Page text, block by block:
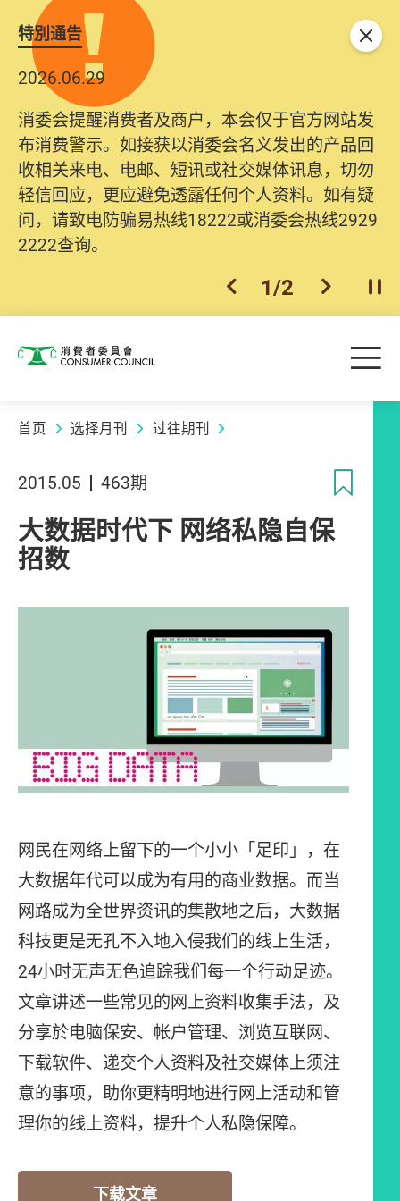
特別通告
2026.06.29
消委会提醒消费者及商户，本会仅于官方网站发
布消费警示。如接获以消委会名义发出的产品回
收相关来电、电邮、短讯或社交媒体讯息，切勿
轻信回应，更应避免透露任何个人资料。如有疑
问，请致电防骗易热线18222或消委会热线2929
2222查询。
上一个
1/2 下一个开
关闭
消费者委员会 目
首页 选择月刊 过往期刊
2015.05 463期
大数据时代下 网络私隐自保
招数
网民在网络上留下的一个小小「足印」，在
大数据年代可以成为有用的商业数据。而当
网路成为全世界资讯的集散地之后，大数据
科技更是无孔不入地入侵我们的线上生活，
24小时无声无色追踪我们每一个行动足迹。
文章讲述一些常见的网上资料收集手法，及
分享於电脑保安、帐户管理、浏览互联网、
下载软件、递交个人资料及社交媒体上须注
意的事项，助你更精明地进行网上活动和管
理你的线上资料，提升个人私隐保障。
下载文章